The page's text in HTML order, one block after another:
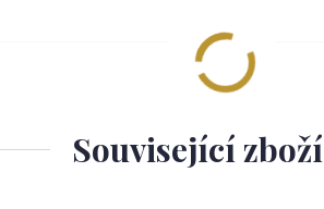
Související zboží